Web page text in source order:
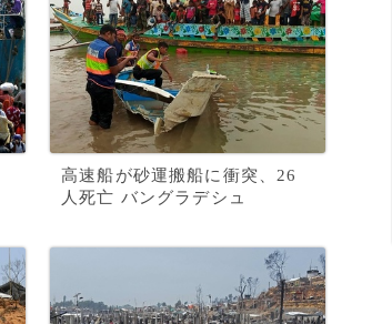
高速船が砂運搬船に衝突、26
人死亡 バングラデシュ